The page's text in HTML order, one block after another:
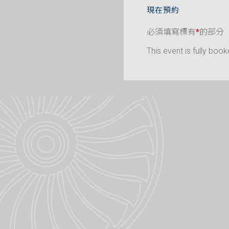
現在預約
必須填寫標有*的部分
This event is fully